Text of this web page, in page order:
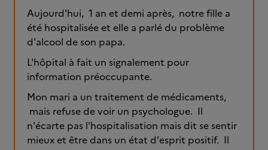
Aujourd'hui, 1 an et demi après, notre fille a
été hospitalisée et elle a parlé du problème
d'alcool de son papa.
L'hôpital à fait un signalement pour
information préoccupante.
Mon mari a un traitement de médicaments,
mais refuse de voir un psychologue. Il
n'écarte pas l'hospitalisation mais dit se sentir
mieux et être dans un état d'esprit positif. Il